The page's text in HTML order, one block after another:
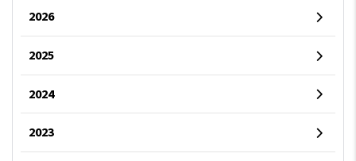
2026
2025
2024
2023